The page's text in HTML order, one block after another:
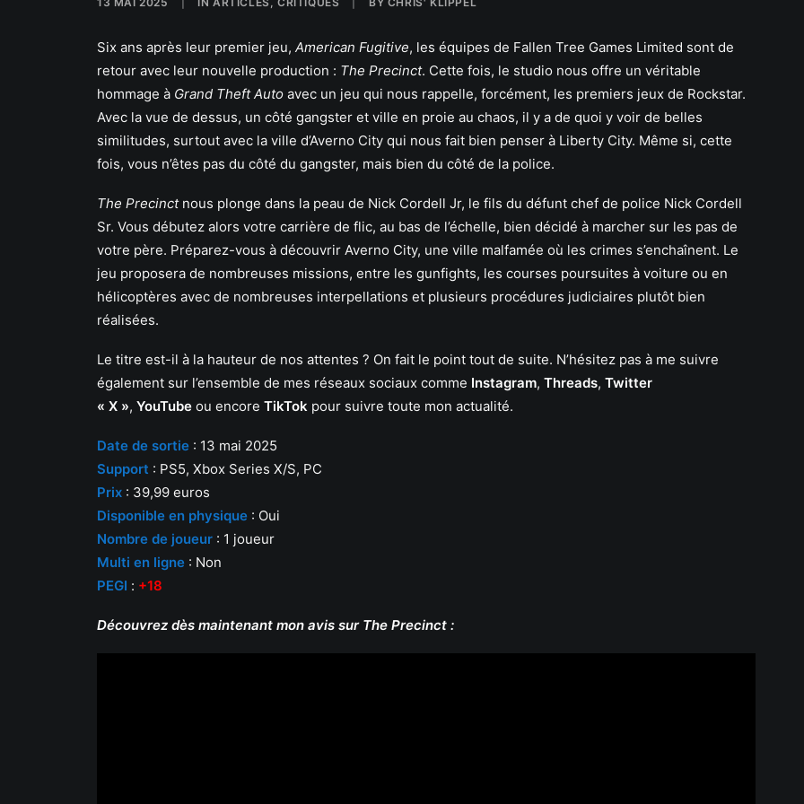
Six ans après leur premier jeu, American Fugitive, les équipes de Fallen Tree Games Limited sont de
retour avec leur nouvelle production : The Precinct. Cette fois, le studio nous offre un véritable
hommage à Grand Theft Auto avec un jeu qui nous rappelle, forcément, les premiers jeux de Rockstar.
Avec la vue de dessus, un côté gangster et ville en proie au chaos, il y a de quoi y voir de belles
similitudes, surtout avec la ville d’Averno City qui nous fait bien penser à Liberty City. Même si, cette
fois, vous n’êtes pas du côté du gangster, mais bien du côté de la police.
The Precinctnous plonge dans la peau de Nick Cordell Jr, le fils du défunt chef de police Nick Cordell
Sr. Vous débutez alors votre carrière de flic, au bas de l’échelle, bien décidé à marcher sur les pas de
votre père. Préparez-vous à découvrir Averno City, une ville malfamée où les crimes s’enchaînent. Le
jeu proposera de nombreuses missions, entre les gunfights, les courses poursuites à voiture ou en
hélicoptères avec de nombreuses interpellations et plusieurs procédures judiciaires plutôt bien
réalisées.
Le titre est-il à la hauteur de nos attentes ? On fait le point tout de suite. N’hésitez pas à me suivre
également sur l’ensemble de mes réseaux sociaux comme Instagram, Threads, Twitter
« X », YouTube ou encore TikTok pour suivre toute mon actualité.
Date de sortie : 13 mai 2025
Support : PS5, Xbox Series X/S, PC
Prix : 39,99 euros
Disponible en physique : Oui
Nombre de joueur : 1 joueur
Multi en ligne : Non
PEGI : +18
Découvrez dès maintenant mon avis sur The Precinct :